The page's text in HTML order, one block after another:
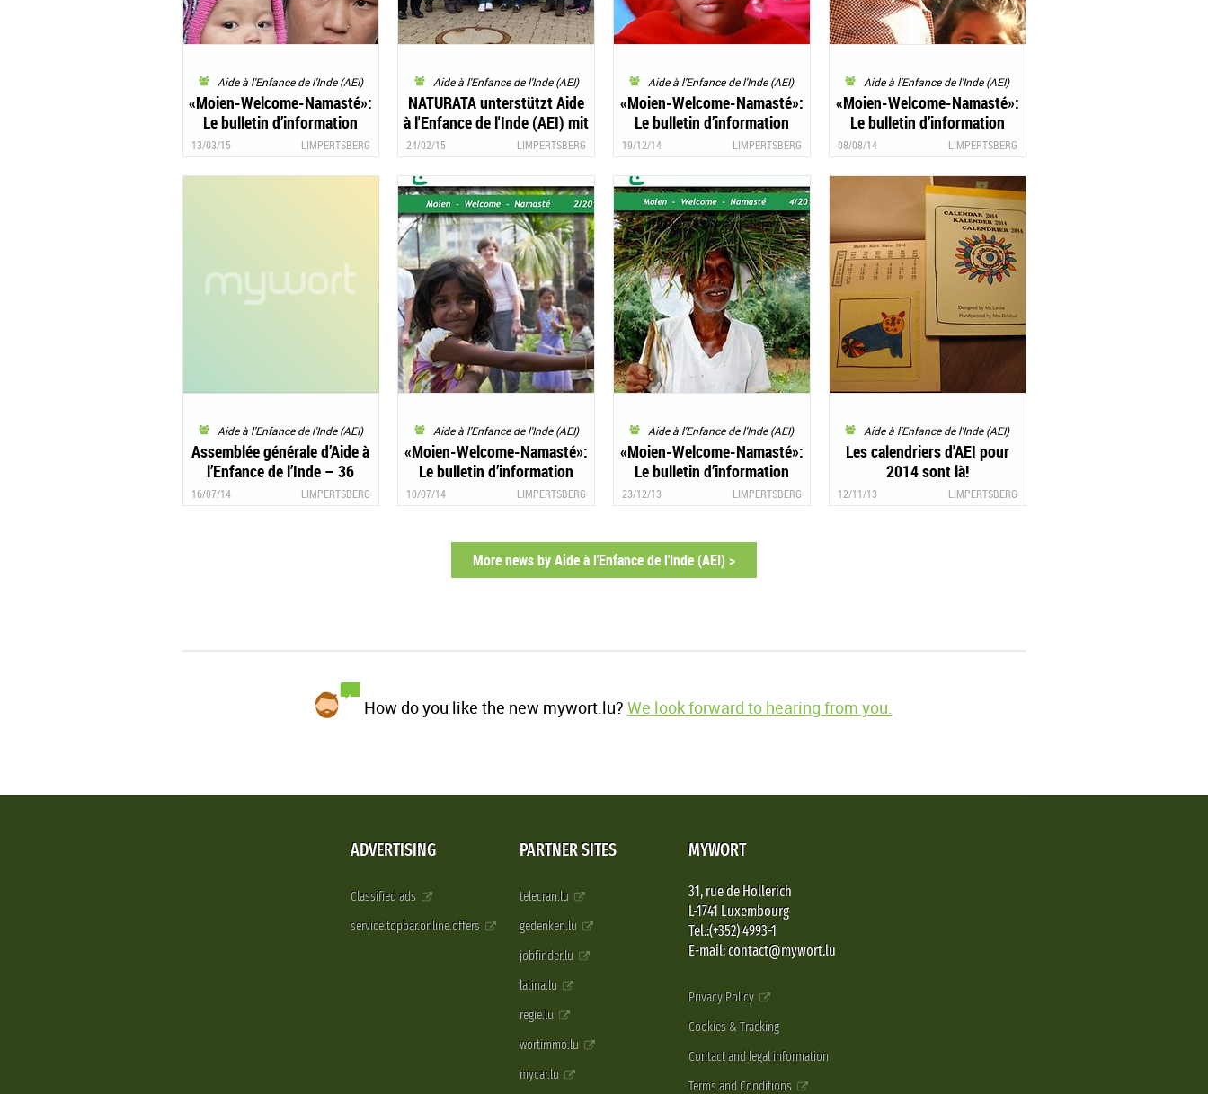
Aide à l'Enfance de l'Inde (AEI)
«Moien-Welcome-Namasté»:
Le bulletin d’information
1/2015 d’«Aide à l’Enfance de
l’Inde» est là!
13/03/15 LIMPERTSBERG
Aide à l'Enfance de l'Inde (AEI)
NATURATA unterstützt Aide
à l'Enfance de l'Inde (AEI) mit
8.800 Euro
24/02/15 LIMPERTSBERG
Aide à l'Enfance de l'Inde (AEI)
«Moien-Welcome-Namasté»:
Le bulletin d’information
4/2014 d’«Aide à l’Enfance de
l’Inde» est là!
19/12/14 LIMPERTSBERG
Aide à l'Enfance de l'Inde (AEI)
«Moien-Welcome-Namasté»:
Le bulletin d’information
3/2014 d’«Aide à l’Enfance de
l’Inde» est là!
08/08/14 LIMPERTSBERG
Aide à l'Enfance de l'Inde (AEI)
Assemblée générale d’Aide à
l’Enfance de l’Inde – 36
projets soutenus en Inde et
au Népal
16/07/14 LIMPERTSBERG
Aide à l'Enfance de l'Inde (AEI)
«Moien-Welcome-Namasté»:
Le bulletin d’information
2/2014 d’«Aide à l’Enfance de
l’Inde» est là!
10/07/14 LIMPERTSBERG
Aide à l'Enfance de l'Inde (AEI)
«Moien-Welcome-Namasté»:
Le bulletin d’information
4/2013 d’«Aide à l’Enfance de
l’Inde» est là!
23/12/13 LIMPERTSBERG
Aide à l'Enfance de l'Inde (AEI)
Les calendriers d'AEI pour
2014 sont là!
12/11/13 LIMPERTSBERG
More news by Aide à l'Enfance de l'Inde (AEI) >
How do you like the new mywort.lu? We look forward to hearing from you.
ADVERTISING
Classified ads
service.topbar.online.offers
PARTNER SITES
telecran.lu
gedenken.lu
jobfinder.lu
latina.lu
regie.lu
wortimmo.lu
mycar.lu
MYWORT
31, rue de Hollerich
L-1741 Luxembourg
Tel.:(+352) 4993-1
E-mail: contact@mywort.lu
Privacy Policy
Cookies & Tracking
Contact and legal information
Terms and Conditions